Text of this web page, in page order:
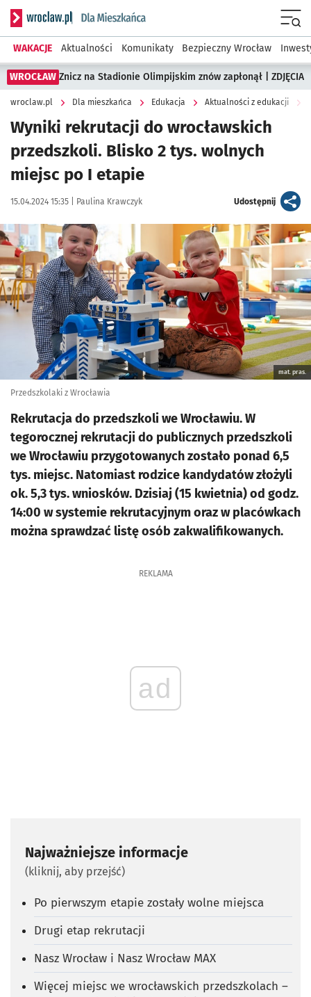
Serwis informacyjny wroclaw.pl podserwis: Dla mieszkańca
WAKACJE Aktualności Komunikaty Bezpieczny Wrocław
WROCŁAW Znicz na Stadionie Olimpijskim znów zapłonął | ZDJĘCIA
wroclaw.pl Dla mieszkańca Edukacja Aktualności z edukacji
Wyniki rekrutacji do wrocławskich
przedszkoli. Blisko 2 tys. wolnych
miejsc po I etapie
Data publikacji:
15.04.2024 15:35 | Autor:
Paulina Krawczyk Udostępnijartykuł
Kliknij, aby powiększyć
mat. pras.
Przedszkolaki z Wrocławia
Rekrutacja do przedszkoli we Wrocławiu. W
tegorocznej rekrutacji do publicznych przedszkoli
we Wrocławiu przygotowanych zostało ponad 6,5
tys. miejsc. Natomiast rodzice kandydatów złożyli
ok. 5,3 tys. wniosków. Dzisiaj (15 kwietnia) od godz.
14:00 w systemie rekrutacyjnym oraz w placówkach
można sprawdzać listę osób zakwalifikowanych.
REKLAMA
ad
Najważniejsze informacje
(kliknij, aby przejść)
Po pierwszym etapie zostały wolne miejsca
Drugi etap rekrutacji
Nasz Wrocław i Nasz Wrocław MAX
Więcej miejsc we wrocławskich przedszkolach –